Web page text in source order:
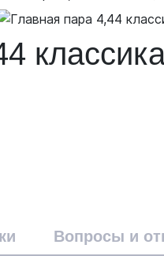
Вопросы и